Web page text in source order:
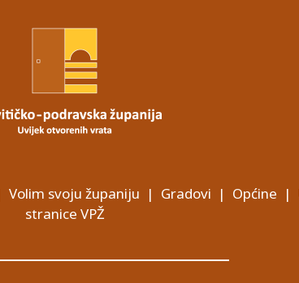
Volim svoju županiju | Gradovi | Općine |
stranice VPŽ